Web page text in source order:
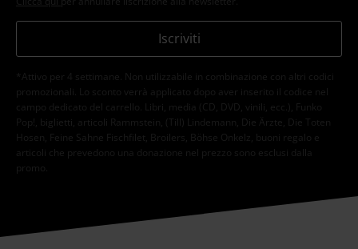
Iscriviti
*Attivo per 4 settimane. Non utilizzabile in combinazione con altri codici
promozionali. Lo sconto verrà applicato dopo aver inserito il codice nel
campo dedicato del carrello. Libri, media (CD, DVD, vinili, ecc.), Funko
Pop!, biglietti, articoli Rammstein, (Till) Lindemann, Die Ärzte, Die Toten
Hosen, Feine Sahne Fischfilet, Broilers, Böhse Onkelz, buoni regalo e
articoli che prevedono una donazione nel prezzo sono esclusi dalla
promo.